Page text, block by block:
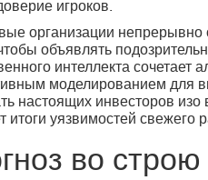
игроков.
организации
объявлять
интеллекта
моделированием для
настоящих инвесторов
итоги уязвимостей
во